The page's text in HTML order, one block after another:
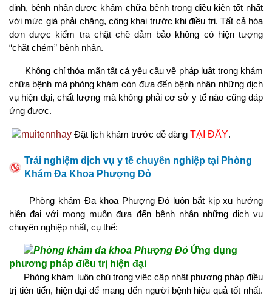
định, bệnh nhân được khám chữa bệnh trong điều kiện tốt nhất
với mức giá phải chăng, công khai trước khi điều trị. Tất cả hóa
đơn được kiểm tra chặt chẽ đảm bảo không có hiện tượng
“chặt chém” bệnh nhân.
Không chỉ thỏa mãn tất cả yêu cầu về pháp luật trong khám
chữa bệnh mà phòng khám còn đưa đến bệnh nhân những dịch
vụ hiện đại, chất lượng mà không phải cơ sở y tế nào cũng đáp
ứng được.
Đặt lịch khám trước dễ dàng TẠI ĐÂY.
Trải nghiệm dịch vụ y tế chuyên nghiệp tại Phòng
Khám Đa Khoa Phượng Đỏ
Phòng khám Đa khoa Phượng Đỏ luôn bắt kịp xu hướng
hiện đại với mong muốn đưa đến bệnh nhân những dịch vụ
chuyên nghiệp nhất, cụ thể:
Ứng dụng
phương pháp điều trị hiện đại
Phòng khám luôn chú trọng việc cập nhật phương pháp điều
trị tiên tiến, hiện đại để mang đến người bệnh hiệu quả tốt nhất.